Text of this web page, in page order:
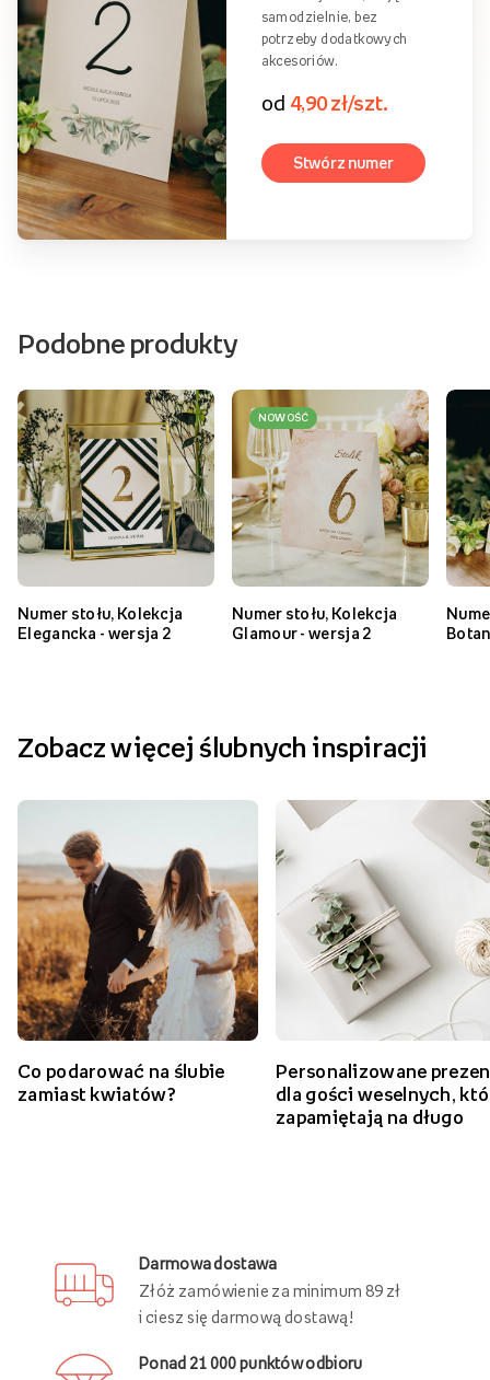
samodzielnie, bez
potrzeby dodatkowych
akcesoriów.
od 4,90 zł/szt.
Stwórz numer
Podobne produkty
Numer stołu, Kolekcja
Elegancka - wersja 2
NOWOŚĆ
Numer stołu, Kolekcja
Glamour - wersja 2
Zobacz więcej ślubnych inspiracji
Co podarować na ślubie
zamiast kwiatów?
Personalizowane
dla gości weselnych,
zapamiętają na długo
Darmowa dostawa
Złóż zamówienie za minimum 89 zł
i ciesz się darmową dostawą!
Ponad 21 000 punktów odbioru